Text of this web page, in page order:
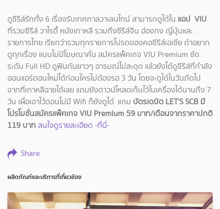
ดูซีรีส์รักทั้ง 6 เรื่องรับเทศกาลวาเลนไทน์ สามารถดูได้ใน แอป VIU
ที่รวมซีรีส์ วาไรตึ้ หนังเกาหลี รวมถึงซีรีส์จีน ฮ่องกง ญี่ปุ่นและ
รายการไทย เรียกว่ารวมทุกรายการโปรดของคอซีรีส์เอเชีย ถ้าอยาก
ดูทุกเรื่อง แบบไม่มีโฆษณาคั่น สมัครแพ็คเกจ VIU Premium ชัด
ระดับ Full HD ดูฟินกันยาวๆ อารมณ์ไม่สะดุด แล้วยังได้ดูซีรีส์ที่กำลัง
ออนแอร์ตอนใหม่ได้ก่อนใครไม่ต้องรอ 3 วัน โดยจะดูได้ในวันถัดไป
จากที่เกาหลีฉายได้เลย แถมยังดาวน์โหลดเก็บไว้ในเครื่องได้นานถึง 7
วัน เผื่อเอาไว้ตอนไม่มี Wifi ก็ยังดูได้ แถม บัตรเดบิต LET’S SCB มี
โปรโมชั่นสมัครแพ็คเกจ VIU Premium 59 บาท/เดือนจากราคาปกติ
119 บาทสนใจดูรายละเอียด -ที่นี่-
Share
ผลิตภัณฑ์และบริการที่เกี่ยวข้อง